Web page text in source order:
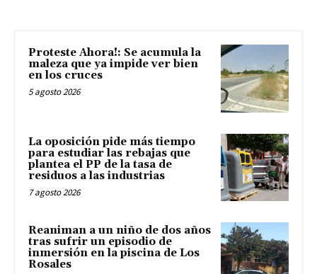
Proteste Ahora!: Se acumula la
maleza que ya impide ver bien
en los cruces
5 agosto 2026
La oposición pide más tiempo
para estudiar las rebajas que
plantea el PP de la tasa de
residuos a las industrias
7 agosto 2026
Reaniman a un niño de dos años
tras sufrir un episodio de
inmersión en la piscina de Los
Rosales